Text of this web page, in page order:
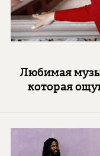
Любимая
которая